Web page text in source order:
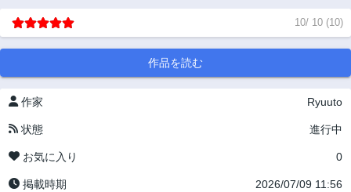
10/ 10 (10)
作品を読む
作家 Ryuuto
状態 進行中
お気に入り 0
掲載時期 2026/07/09 11:56